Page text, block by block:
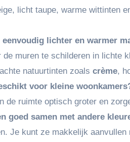
licht taupe, warme wittinten
lichter en warmer
muren te schilderen in lichte
natuurtinten zoals crème,
voor kleine
de ruimte optisch groter en
goed samen met andere
Je kunt ze makkelijk